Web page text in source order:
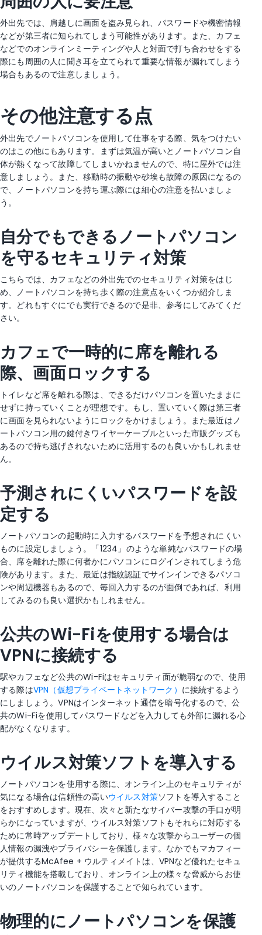
外出先では、肩越しに画面を盗み見られ、パスワードや機密情報
などが第三者に知られてしまう可能性があります。また、カフェ
などでのオンラインミーティングや人と対面で打ち合わせをする
際にも周囲の人に聞き耳を立てられて重要な情報が漏れてしまう
場合もあるので注意しましょう。
その他注意する点
外出先でノートパソコンを使用して仕事をする際、気をつけたい
のはこの他にもあります。まずは気温が高いとノートパソコン自
体が熱くなって故障してしまいかねませんので、特に屋外では注
意しましょう。また、移動時の振動や砂埃も故障の原因になるの
で、ノートパソコンを持ち運ぶ際には細心の注意を払いましょ
う。
自分でもできるノートパソコン
を守るセキュリティ対策
こちらでは、カフェなどの外出先でのセキュリティ対策をはじ
め、ノートパソコンを持ち歩く際の注意点をいくつか紹介しま
す。どれもすぐにでも実行できるので是非、参考にしてみてくだ
さい。
カフェで一時的に席を離れる
際、画面ロックする
トイレなど席を離れる際は、できるだけパソコンを置いたままに
せずに持っていくことが理想です。もし、置いていく際は第三者
に画面を見られないようにロックをかけましょう。また最近はノ
ートパソコン用の鍵付きワイヤーケーブルといった市販グッズも
あるので持ち逃げされないために活用するのも良いかもしれませ
ん。
予測されにくいパスワードを設
定する
ノートパソコンの起動時に入力するパスワードを予想されにくい
ものに設定しましょう。「1234」のような単純なパスワードの場
合、席を離れた際に何者かにパソコンにログインされてしまう危
険があります。また、最近は指紋認証でサインインできるパソコ
ンや周辺機器もあるので、毎回入力するのが面倒であれば、利用
してみるのも良い選択かもしれません。
公共のWi-Fiを使用する場合は
VPNに接続する
駅やカフェなど公共のWi-Fiはセキュリティ面が脆弱なので、使用
する際はVPN（仮想プライベートネットワーク） に接続するよう
にしましょう。VPNはインターネット通信を暗号化するので、公
共のWi-Fiを使用してパスワードなどを入力しても外部に漏れる心
配がなくなります。
ウイルス対策ソフトを導入する
ノートパソコンを使用する際に、オンライン上のセキュリティが
気になる場合は信頼性の高いウイルス対策ソフトを導入すること
をおすすめします。現在、次々と新たなサイバー攻撃の手口が明
らかになっていますが、ウイルス対策ソフトもそれらに対応する
ために常時アップデートしており、様々な攻撃からユーザーの個
人情報の漏洩やプライバシーを保護します。なかでもマカフィー
が提供するMcAfee + ウルティメイトは、VPNなど優れたセキュ
リティ機能を搭載しており、オンライン上の様々な脅威からお使
いのノートパソコンを保護することで知られています。
物理的にノートパソコンを保護